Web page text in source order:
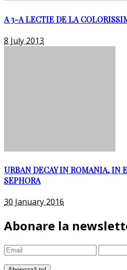
A 3-A LECTIE DE LA
8 July 2013
URBAN DECAY IN ROMANIA, IN
SEPHORA
30 January 2016
Abonare la